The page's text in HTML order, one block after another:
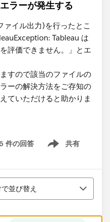
ラーが発生する
ァイル出力)を行ったとこ
Tableau は
評価できません。」とエ
すので該当のファイルの
ーの解決方法をご存知の
ていただけると助かりま
件の回答 共有
Show menu
で並び替え